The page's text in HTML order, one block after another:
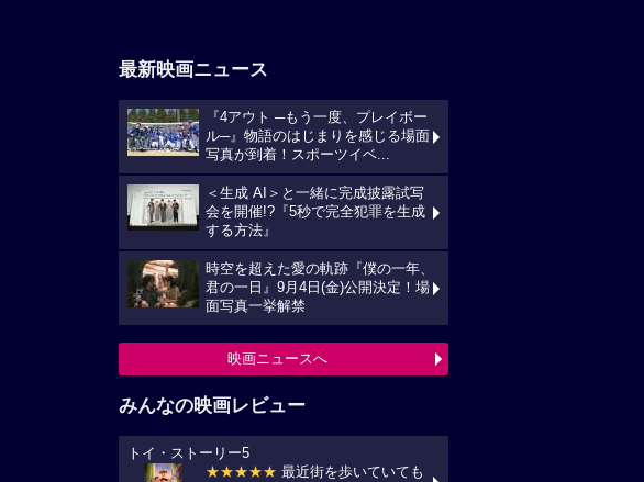
最新映画ニュース
『4アウト ─もう一度、プレイボー
ル─』物語のはじまりを感じる場面
写真が到着！スポーツイベ...
＜生成 AI＞と一緒に完成披露試写
会を開催!?『5秒で完全犯罪を生成
する方法』
時空を超えた愛の軌跡『僕の一年、
君の一日』9月4日(金)公開決定！場
面写真一挙解禁
映画ニュースへ
みんなの映画レビュー
トイ・ストーリー5
★★★★★ 最近街を歩いていても